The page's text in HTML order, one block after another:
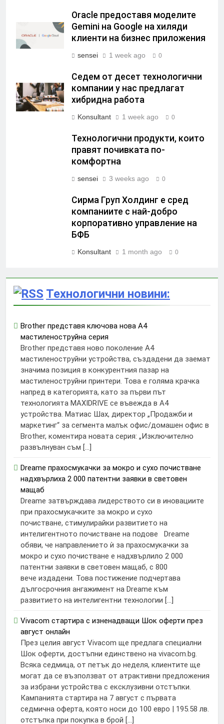
Oracle предоставя моделите
Gemini на Google на хиляди
клиенти на бизнес приложения
sensei 1 week ago 0
Седем от десет технологични
компании у нас предлагат
хибридна работа
Konsultant 1 week ago 0
Технологични продукти, които
правят почивката по-
комфортна
sensei 3 weeks ago 0
Сирма Груп Холдинг е сред
компаниите с най-добро
корпоративно управление на
БФБ
Konsultant 1 month ago 0
Технологични новини:
Brother представя ключова нова A4
мастиленоструйна серия
Brother представя ново поколение A4
мастиленоструйни устройства, създадени да заемат
значима позиция в конкурентния пазар на
мастиленоструйни принтери. Това е голяма крачка
напред в категорията, като за първи път
технологията MAXIDRIVE се въвежда в A4
устройства. Матиас Шах, директор „Продажби и
маркетинг“ за сегмента малък офис/домашен офис в
Brother, коментира новата серия: „Изключително
развълнуван съм […]
Dreame прахосмукачки за мокро и сухо почистване
надхвърлиха 2 000 патентни заявки в световен
мащаб
Dreame затвърждава лидерството си в иновациите
при прахосмукачките за мокро и сухо
почистване, стимулирайки развитието на
интелигентното почистване на подове Dreame
обяви, че направлението ѝ за прахосмукачки за
мокро и сухо почистване е надхвърлило 2 000
патентни заявки в световен мащаб, с 800
вече издадени. Това постижение подчертава
дългосрочния ангажимент на Dreame към
развитието на интелигентни технологии […]
Vivacom стартира с изненадващи Шок оферти през
август онлайн
През целия август Vivacom ще предлага специални
Шок оферти, достъпни единствено на vivacom.bg.
Всяка седмица, от петък до неделя, клиентите ще
могат да се възползват от атрактивни предложения
за избрани устройства с ексклузивни отстъпки.
Кампанията стартира на 7 август с първата
седмична оферта, която носи до 100 евро | 195.58 лв.
отстъпка при покупка в брой […]